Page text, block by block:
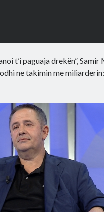
t’i paguaja drekën”, Samir
ne takimin me